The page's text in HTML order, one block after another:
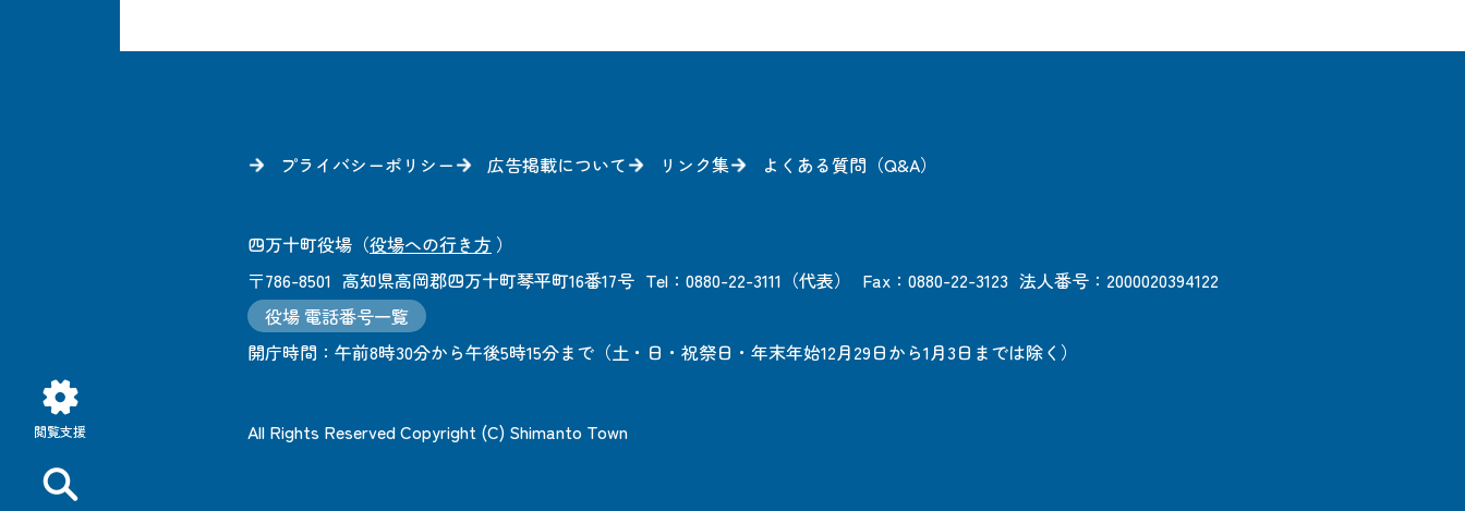
閲覧支援
プライバシーポリシー 広告掲載について リンク集 よくある質問（Q&A）
四万十町役場 （役場への行き方 ）
〒786-8501 高知県高岡郡四万十町琴平町16番17号 Tel：0880-22-3111（代表） Fax：0880-22-3123 法人番号：2000020394122
役場 電話番号一覧
開庁時間： 午前8時30分から午後5時15分まで （土・日・祝祭日・年末年始12月29日から1月3日までは除く）
All Rights Reserved Copyright (C) Shimanto Town